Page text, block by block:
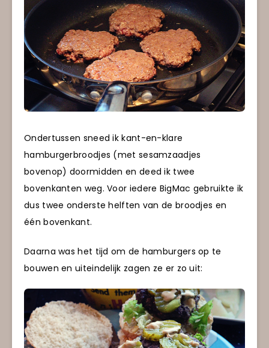
Ondertussen sneed ik kant-en-klare
hamburgerbroodjes (met sesamzaadjes
bovenop) doormidden en deed ik twee
bovenkanten weg. Voor iedere BigMac gebruikte ik
dus twee onderste helften van de broodjes en
één bovenkant.
Daarna was het tijd om de hamburgers op te
bouwen en uiteindelijk zagen ze er zo uit: